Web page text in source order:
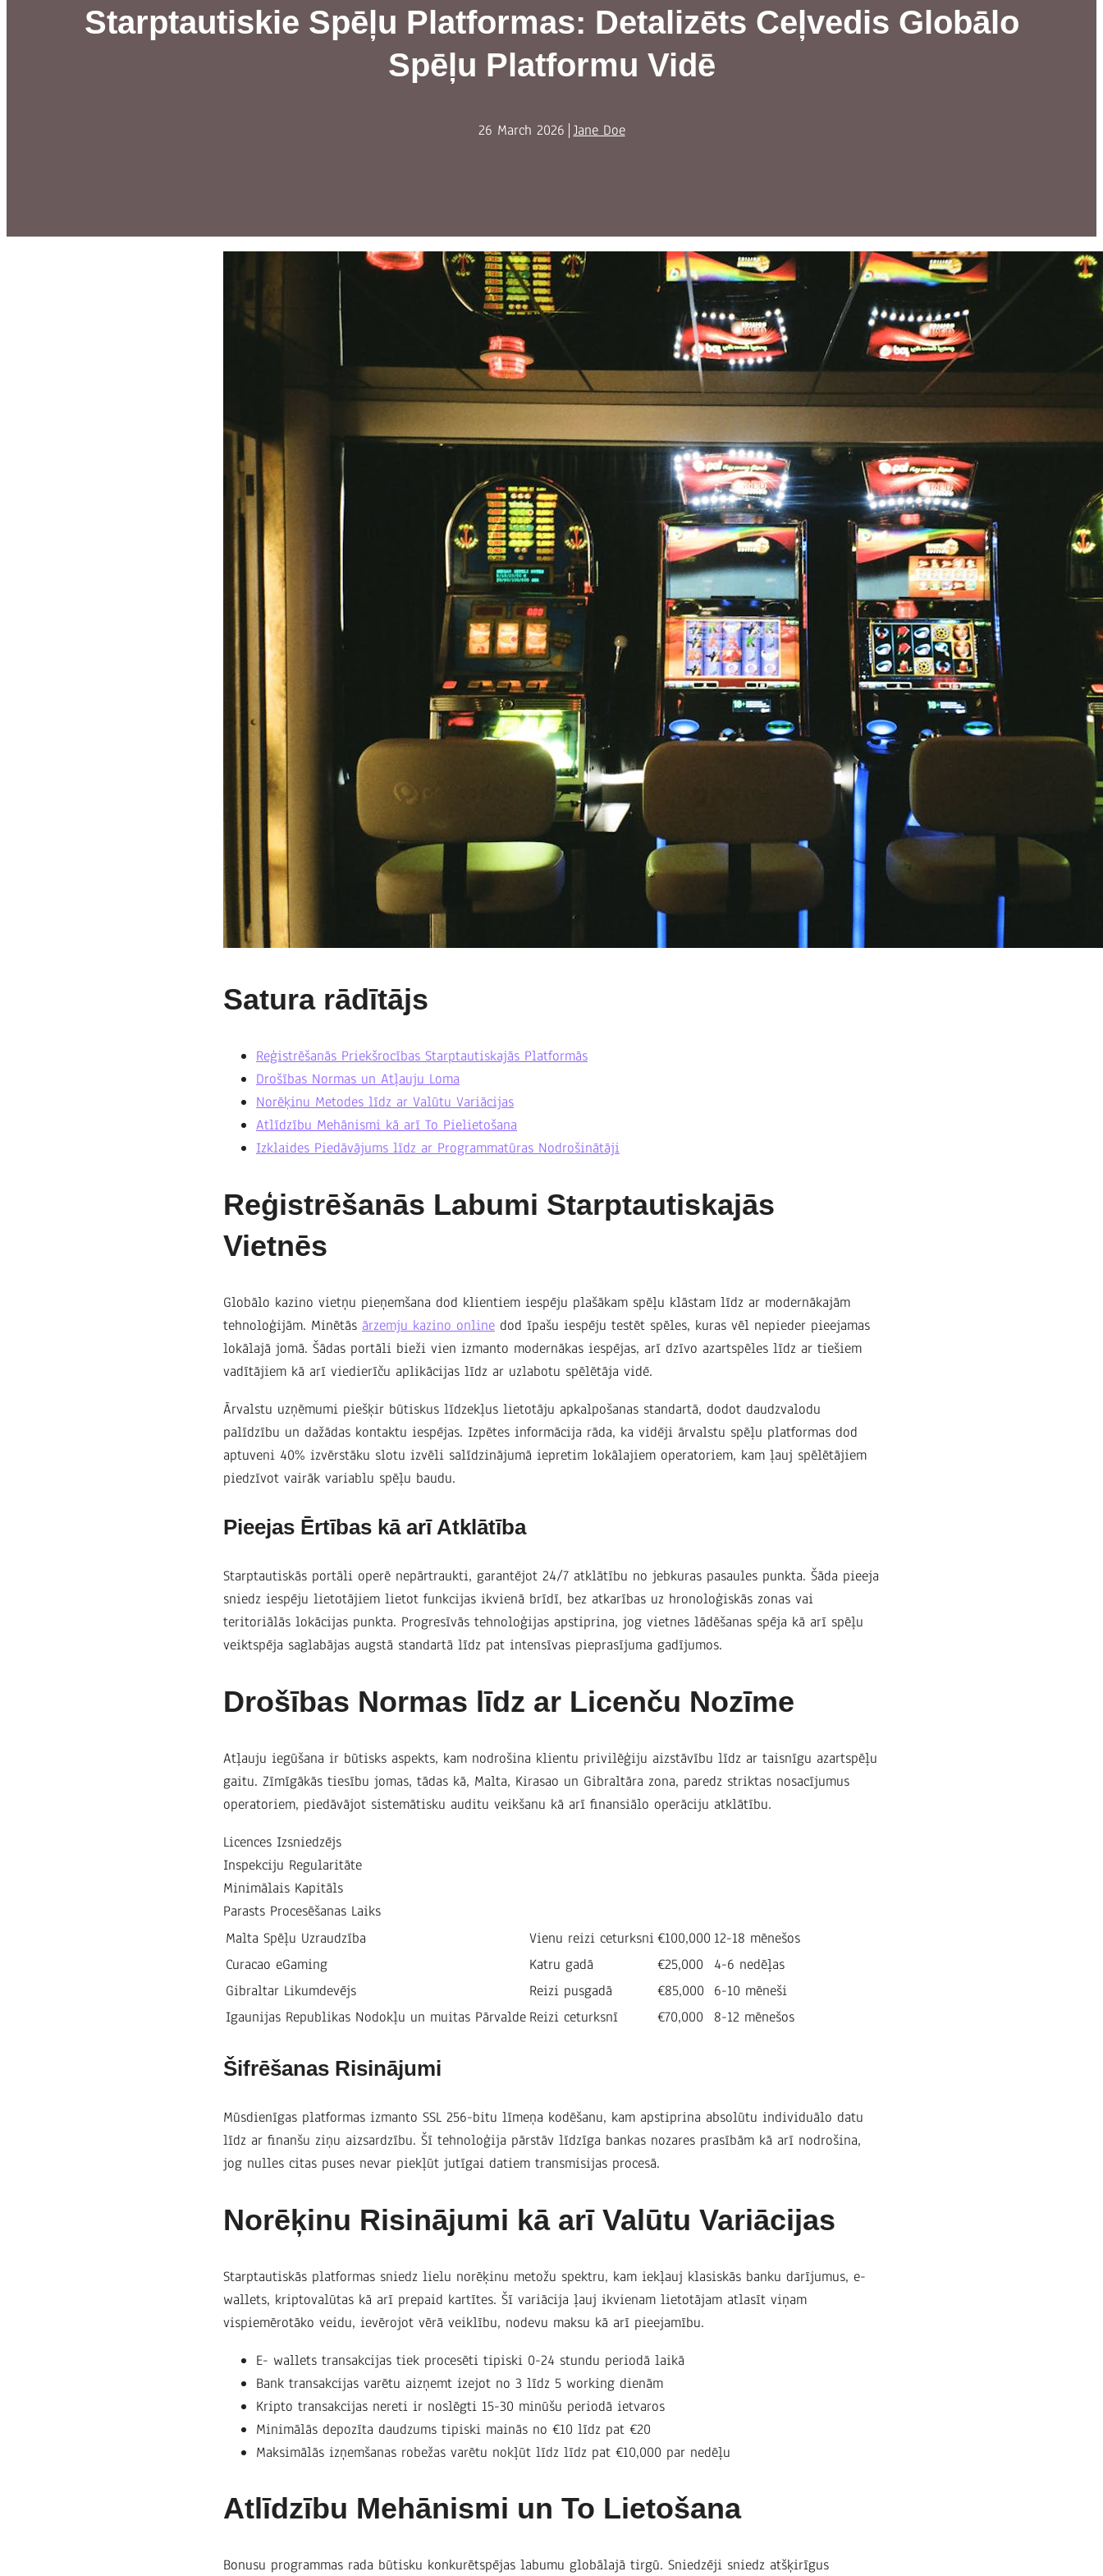
Starptautiskie Spēļu Platformas: Detalizēts Ceļvedis Globālo
Spēļu Platformu Vidē
26 March 2026 Jane Doe
Satura rādītājs
Reģistrēšanās Priekšrocības Starptautiskajās Platformās
Drošības Normas un Atļauju Loma
Norēķinu Metodes līdz ar Valūtu Variācijas
Atlīdzību Mehānismi kā arī To Pielietošana
Izklaides Piedāvājums līdz ar Programmatūras Nodrošinātāji
Reģistrēšanās Labumi Starptautiskajās
Vietnēs
Globālo kazino vietņu pieņemšana dod klientiem iespēju plašākam spēļu klāstam līdz ar modernākajām
tehnoloģijām. Minētās ārzemju kazino online dod īpašu iespēju testēt spēles, kuras vēl nepieder pieejamas
lokālajā jomā. Šādas portāli bieži vien izmanto modernākas iespējas, arī dzīvo azartspēles līdz ar tiešiem
vadītājiem kā arī viedierīču aplikācijas līdz ar uzlabotu spēlētāja vidē.
Ārvalstu uzņēmumi piešķir būtiskus līdzekļus lietotāju apkalpošanas standartā, dodot daudzvalodu
palīdzību un dažādas kontaktu iespējas. Izpētes informācija rāda, ka vidēji ārvalstu spēļu platformas dod
aptuveni 40% izvērstāku slotu izvēli salīdzinājumā iepretim lokālajiem operatoriem, kam ļauj spēlētājiem
piedzīvot vairāk variablu spēļu baudu.
Pieejas Ērtības kā arī Atklātība
Starptautiskās portāli operē nepārtraukti, garantējot 24/7 atklātību no jebkuras pasaules punkta. Šāda pieeja
sniedz iespēju lietotājiem lietot funkcijas ikvienā brīdī, bez atkarības uz hronoloģiskās zonas vai
teritoriālās lokācijas punkta. Progresīvās tehnoloģijas apstiprina, jog vietnes lādēšanas spēja kā arī spēļu
veiktspēja saglabājas augstā standartā līdz pat intensīvas pieprasījuma gadījumos.
Drošības Normas līdz ar Licenču Nozīme
Atļauju iegūšana ir būtisks aspekts, kam nodrošina klientu privilēģiju aizstāvību līdz ar taisnīgu azartspēļu
gaitu. Zīmīgākās tiesību jomas, tādas kā, Malta, Kirasao un Gibraltāra zona, paredz striktas nosacījumus
operatoriem, piedāvājot sistemātisku auditu veikšanu kā arī finansiālo operāciju atklātību.
Licences Izsniedzējs
Inspekciju Regularitāte
Minimālais Kapitāls
Parasts Procesēšanas Laiks
Malta Spēļu Uzraudzība
Vienu reizi ceturksni€100,000 12-18 mēnešos
Curacao eGaming
Katru gadā €25,000
4-6 nedēļas
Gibraltar Likumdevējs
Reizi pusgadā €85,000
6-10 mēneši
Igaunijas Republikas Nodokļu un muitas Pārvalde Reizi ceturksnī €70,000 8-12 mēnešos
Šifrēšanas Risinājumi
Mūsdienīgas platformas izmanto SSL 256-bitu līmeņa kodēšanu, kam apstiprina absolūtu individuālo datu
līdz ar finanšu ziņu aizsardzību. Šī tehnoloģija pārstāv līdzīga bankas nozares prasībām kā arī nodrošina,
jog nulles citas puses nevar piekļūt jutīgai datiem transmisijas procesā.
Norēķinu Risinājumi kā arī Valūtu Variācijas
Starptautiskās platformas sniedz lielu norēķinu metožu spektru, kam iekļauj klasiskās banku darījumus, e-
wallets, kriptovalūtas kā arī prepaid kartītes. Šī variācija ļauj ikvienam lietotājam atlasīt viņam
vispiemērotāko veidu, ievērojot vērā veiklību, nodevu maksu kā arī pieejamību.
E- wallets transakcijas tiek procesēti tipiski 0-24 stundu periodā laikā
Bank transakcijas varētu aizņemt izejot no 3 līdz 5 working dienām
Kripto transakcijas nereti ir noslēgti 15-30 minūšu periodā ietvaros
Minimālās depozīta daudzums tipiski mainās no €10 līdz pat €20
Maksimālās izņemšanas robežas varētu nokļūt līdz līdz pat €10,000 par nedēļu
Atlīdzību Mehānismi un To Lietošana
Bonusu programmas rada būtisku konkurētspējas labumu globālajā tirgū. Sniedzēji sniedz atšķirīgus